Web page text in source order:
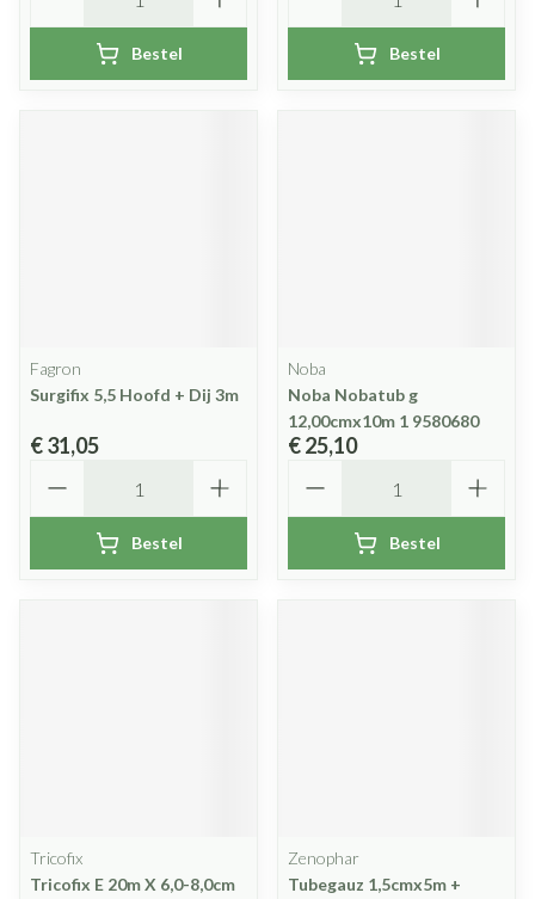
Bestel Bestel
Fagron
Surgifix 5,5 Hoofd + Dij 3m
€ 31,05
Bestel
Noba
Noba Nobatub g
12,00cmx10m 1 9580680
€ 25,10
Bestel
Tricofix
Tricofix E 20m X 6,0-8,0cm
Zenophar
Tubegauz 1,5cmx5m +